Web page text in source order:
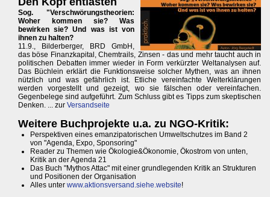
Sog. "Verschwörungstheorien:
Woher kommen sie? Was
bewirken sie? Und was ist von
ihnen zu halten?
11.9., Bilderberger, BRD GmbH,
das böse Finanzkapital, Chemtrails, Zinsen - das und mehr taucht auch in
politischen Debatten immer wieder in Form verkürzter Weltanalysen auf.
Das Büchlein erklärt die Funktionsweise solcher Mythen, was an ihnen
nützlich und was gefährlich ist. Etliche vereinfachte Welterklärungen
werden vorgestellt und gezeigt, wo sie fälschen oder vereinfachen.
Gegenbelege sind aufgeführt. Zum Schluss gibt es Tipps zum skeptischen
Denken. ... zur Versandseite
Weitere Buchprojekte u.a. zu NGO-Kritik:
Perspektiven eines emanzipatorischen Umweltschutzes im Band 2
von "Agenda, Expo, Sponsoring"
Reader zu Themen wie Ökologie&Ökonomie, Ökostrom von unten,
Kritik an der Agenda 21
Das Buch "Mythos Attac" mit einer grundlegenden Kritik an Strukturen
und Positionen der Organisation
Alles unter www.aktionsversand.siehe.website!